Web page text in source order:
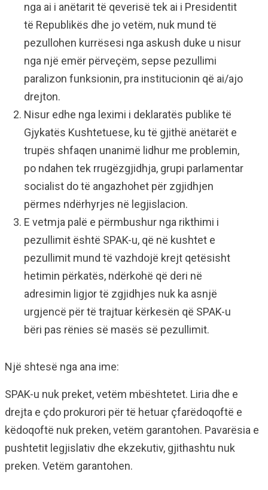
nga ai i anëtarit të qeverisë tek ai i Presidentit
të Republikës dhe jo vetëm, nuk mund të
pezullohen kurrësesi nga askush duke u nisur
nga një emër përveçëm, sepse pezullimi
paralizon funksionin, pra institucionin që ai/ajo
drejton.
Nisur edhe nga leximi i deklaratës publike të
Gjykatës Kushtetuese, ku të gjithë anëtarët e
trupës shfaqen unanimë lidhur me problemin,
po ndahen tek rrugëzgjidhja, grupi parlamentar
socialist do të angazhohet për zgjidhjen
përmes ndërhyrjes në legjislacion.
E vetmja palë e përmbushur nga rikthimi i
pezullimit është SPAK-u, që në kushtet e
pezullimit mund të vazhdojë krejt qetësisht
hetimin përkatës, ndërkohë që deri në
adresimin ligjor të zgjidhjes nuk ka asnjë
urgjencë për të trajtuar kërkesën që SPAK-u
bëri pas rënies së masës së pezullimit.
Një shtesë nga ana ime:
SPAK-u nuk preket, vetëm mbështetet. Liria dhe e
drejta e çdo prokurori për të hetuar çfarëdoqoftë e
këdoqoftë nuk preken, vetëm garantohen. Pavarësia e
pushtetit legjislativ dhe ekzekutiv, gjithashtu nuk
preken. Vetëm garantohen.